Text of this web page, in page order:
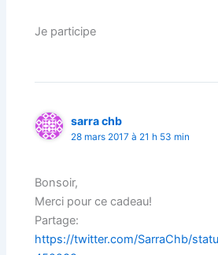
Je participe
sarra chb
28 mars 2017 à 21 h 53 min
Bonsoir,
Merci pour ce cadeau!
Partage:
https://twitter.com/SarraChb/